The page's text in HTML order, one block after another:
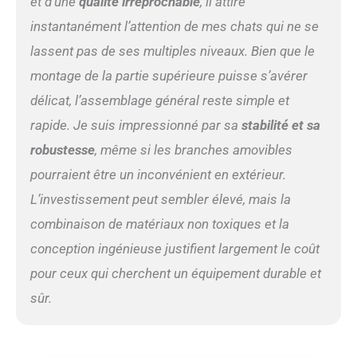
entre de bonnes mains.
Aussi robuste que durable, il
aux morsures et aux jeux
relativement agressifs.
d'outils ? Aucun problème.
Conçu pour être pratique en
breveté griffoir pour chat
s'assemble en moins de 15
minutes sans aucun outil.
DESIGN ÉLÉGANT ET
CONTEMPORAIN: Avoir un
chat ne signifie pas que
vous devriez sacrifier la
décoration de votre
instantanément l’attention de mes chats qui ne se
lassent pas de ses multiples niveaux. Bien que le
montage de la partie supérieure puisse s’avérer
délicat, l’assemblage général reste simple et
rapide. Je suis impressionné par sa stabilité et sa
robustesse, même si les branches amovibles
pourraient être un inconvénient en extérieur.
L’investissement peut sembler élevé, mais la
combinaison de matériaux non toxiques et la
conception ingénieuse justifient largement le coût
pour ceux qui cherchent un équipement durable et
sûr.